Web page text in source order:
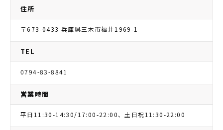
住所
〒673-0433 兵庫県三木市福井1969-1
TEL
0794-83-8841
営業時間
平日11:30-14:30/17:00-22:00、土日祝11:30-22:00